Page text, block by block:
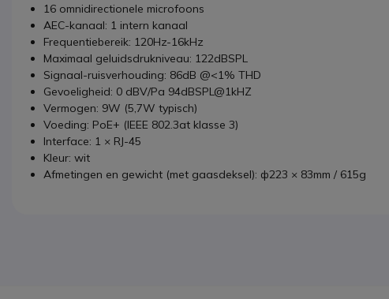
16 omnidirectionele microfoons
AEC-kanaal: 1 intern kanaal
Frequentiebereik: 120Hz-16kHz
Maximaal geluidsdrukniveau: 122dBSPL
Signaal-ruisverhouding: 86dB @<1% THD
Gevoeligheid: 0 dBV/Pa 94dBSPL@1kHZ
Vermogen: 9W (5,7W typisch)
Voeding: PoE+ (IEEE 802.3at klasse 3)
Interface: 1 × RJ-45
Kleur: wit
Afmetingen en gewicht (met gaasdeksel): ф223 × 83mm / 615g